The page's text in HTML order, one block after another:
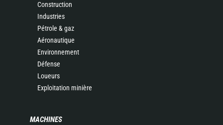
Construction
Industries
Pétrole & gaz
Aéronautique
Environnement
Défense
Loueurs
Exploitation minière
MACHINES